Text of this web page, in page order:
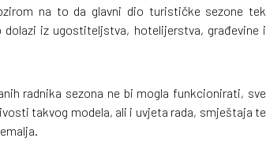
na to da glavni dio turističke sezone tek
iz ugostiteljstva, hotelijerstva, građevine i
radnika sezona ne bi mogla funkcionirati, sve
takvog modela, ali i uvjeta rada, smještaja te